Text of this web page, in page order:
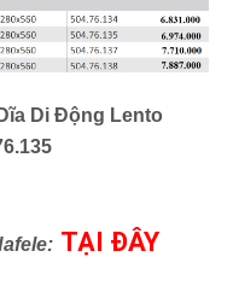
Di Động Lento
TẠI ĐÂY